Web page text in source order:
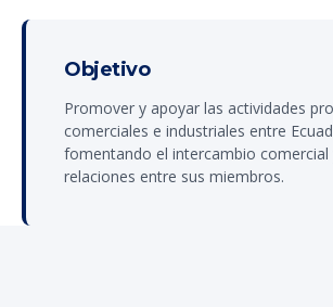
Objetivo
Promover y apoyar las actividades
comerciales e industriales entre
fomentando el intercambio comercial
relaciones entre sus miembros.